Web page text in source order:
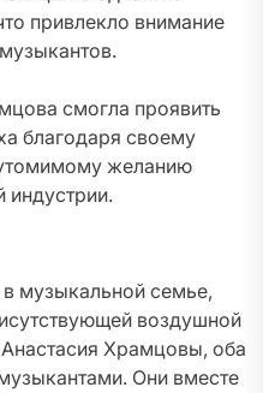
привлекло внимание
смогла проявить
благодаря своему
желанию
индустрии.
музыкальной семье,
воздушной
Храмцовы, оба
Они вместе